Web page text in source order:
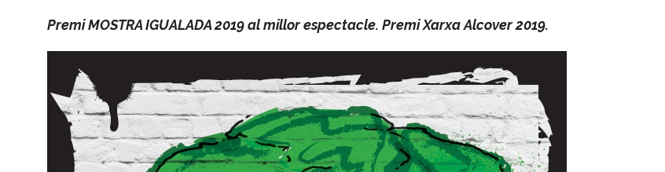
Premi MOSTRA IGUALADA 2019 al millor espectacle. Premi Xarxa Alcover 2019.